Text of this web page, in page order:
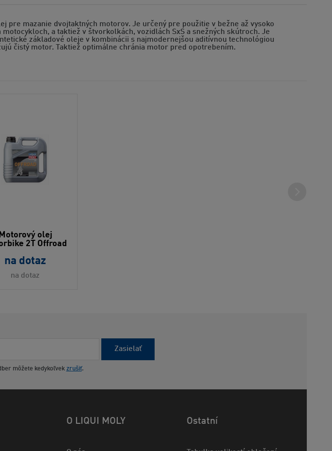
pre mazanie dvojtaktných motorov. Je určený pre použitie v bežne až vysoko
a taktiež v štvorkolkách, vozidlách SxS a snežných skútroch. Je
základové oleje v kombinácii s najmodernejšou aditívnou technológiou
čistý motor. Taktiež optimálne chránia motor pred opotrebením.
Motorový olej
2T Offroad
na dotaz
na dotaz
Zasielať
môžete kedykoľvek zrušiť.
O LIQUI MOLY Ostatní